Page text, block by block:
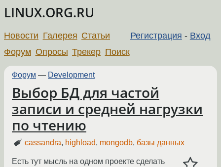
LINUX.ORG.RU
Регистрация - Вход
Новости Галерея Статьи
Форум Опросы Трекер Поиск
Форум — Development
Выбор БД для частой
записи и средней нагрузки
по чтению
cassandra, highload, mongodb, базы данных
Есть тут мысль на одном проекте сделать